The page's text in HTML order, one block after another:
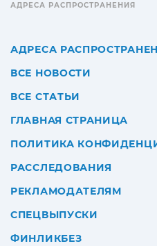
АДРЕСА РАСПРОСТРАНЕНИЯ
АДРЕСА
ВСЕ НОВОСТИ
ВСЕ СТАТЬИ
ГЛАВНАЯ СТРАНИЦА
ПОЛИТИКА
РАССЛЕДОВАНИЯ
РЕКЛАМОДАТЕЛЯМ
СПЕЦВЫПУСКИ
ФИНЛИКБЕЗ